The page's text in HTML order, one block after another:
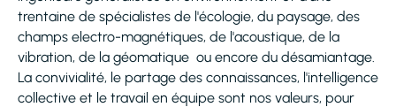
trentaine de spécialistes de l'écologie, du paysage, des
champs electro-magnétiques, de l'acoustique, de la
vibration, de la géomatique ou encore du désamiantage.
La convivialité, le partage des connaissances, l'intelligence
collective et le travail en équipe sont nos valeurs, pour